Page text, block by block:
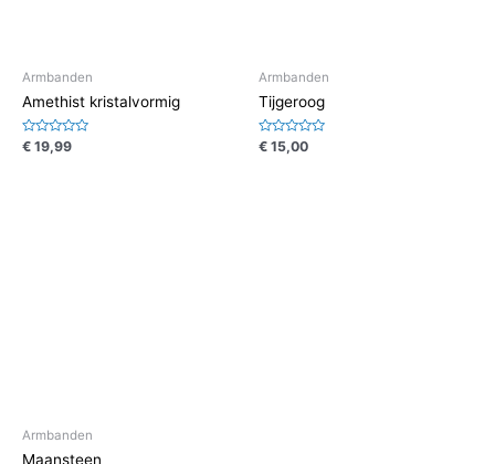
Armbanden
Amethist kristalvormig
Waardering
€ 19,99
Armbanden
Tijgeroog
Waardering
€ 15,00
Armbanden
Maansteen